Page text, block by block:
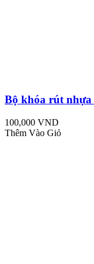
Bộ khóa rút
100,000 VND
Thêm Vào Giỏ